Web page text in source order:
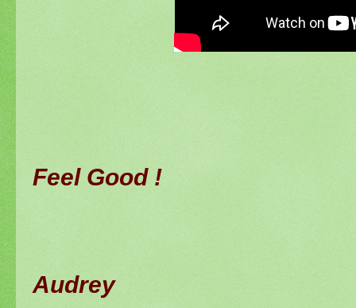
Feel Good !
Audrey